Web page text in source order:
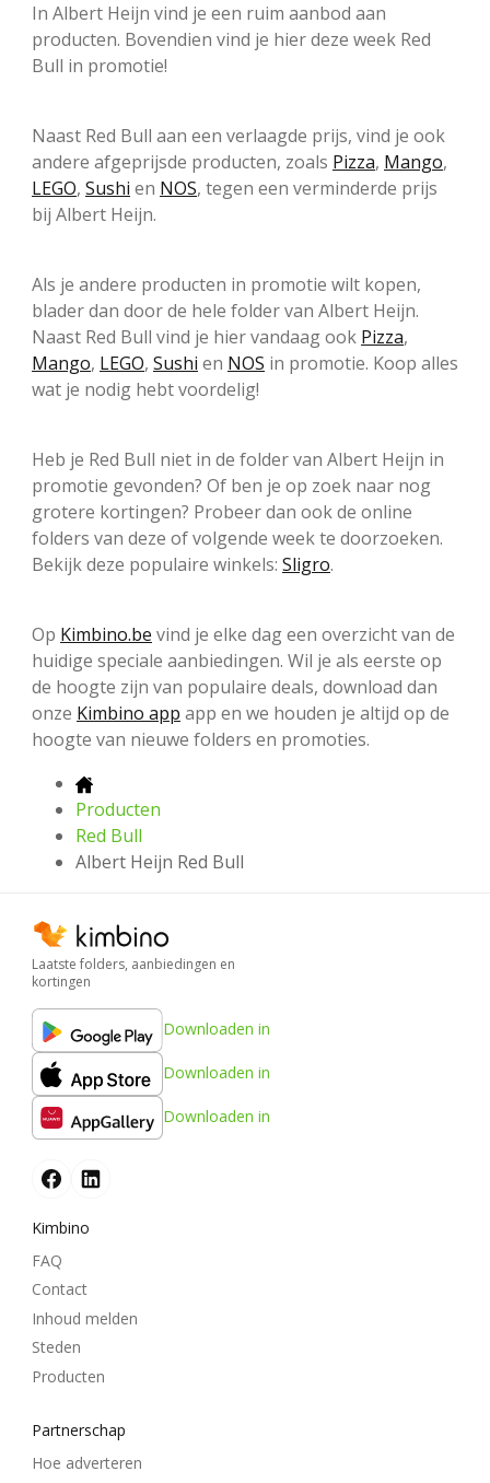
In Albert Heijn vind je een ruim aanbod aan
producten. Bovendien vind je hier deze week Red
Bull in promotie!
Naast Red Bull aan een verlaagde prijs, vind je ook
andere afgeprijsde producten, zoals Pizza, Mango,
LEGO, Sushi en NOS, tegen een verminderde prijs
bij Albert Heijn.
Als je andere producten in promotie wilt kopen,
blader dan door de hele folder van Albert Heijn.
Naast Red Bull vind je hier vandaag ook Pizza,
Mango, LEGO, Sushi en NOS in promotie. Koop alles
wat je nodig hebt voordelig!
Heb je Red Bull niet in de folder van Albert Heijn in
promotie gevonden? Of ben je op zoek naar nog
grotere kortingen? Probeer dan ook de online
folders van deze of volgende week te doorzoeken.
Bekijk deze populaire winkels: Sligro.
Op Kimbino.be vind je elke dag een overzicht van de
huidige speciale aanbiedingen. Wil je als eerste op
de hoogte zijn van populaire deals, download dan
onze Kimbino app app en we houden je altijd op de
hoogte van nieuwe folders en promoties.
Producten
Red Bull
Albert Heijn Red Bull
Laatste folders, aanbiedingen en
kortingen
Downloaden in
Downloaden in
Downloaden in
Kimbino
FAQ
Contact
Inhoud melden
Steden
Producten
Partnerschap
Hoe adverteren